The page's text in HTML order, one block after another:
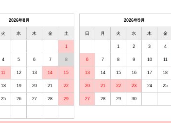
2026年8月
火 水 木 金 土
1
4 5 6 7 8
11 12 13 14 15
18 19 20 21 22
25 26 27 28 29
2026年9月
日 月 火 水 木 金
1 2 3 4
6 7 8 9 10 11
13 14 15 16 17 18
20 21 22 23 24 25
27 28 29 30